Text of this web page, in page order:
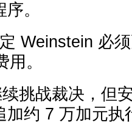
。
Weinstein 必
。
挑战裁决，但
加约 7 万加元执